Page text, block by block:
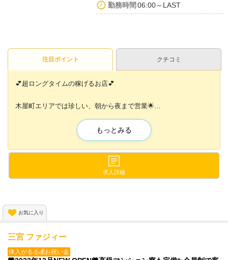
勤務時間 06:00～LAST
注目ポイント クチコミ
💕超ロングタイムの稼げるお店💕
木屋町エリアでは珍しい、朝から夜まで営業🌟
あなたの好きなお時間でお仕事が可能😆💞
可愛いドレスもたくさんご用意✨✨
『すぐに働きたいけど金欠でドレスが買えない💦』
もっとみる
求人詳細
お気に入り
三宮 ファジィー
体入がるる💰お祝い金